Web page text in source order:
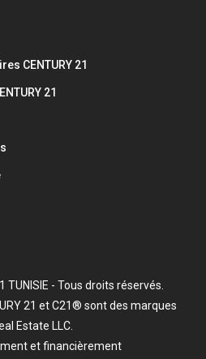
CENTURY 21
21
TUNISIE - Tous droits réservés.
21 et C21® sont des marques
Estate LLC.
et financièrement